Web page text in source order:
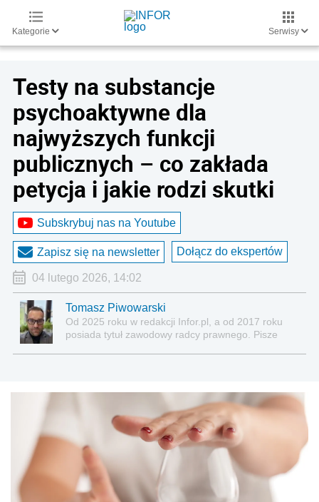
Kategorie Serwisy
Testy na substancje
psychoaktywne dla
najwyższych funkcji
publicznych – co zakłada
petycja i jakie rodzi skutki
Subskrybuj nas na Youtube
Zapisz się na newsletter Dołącz do ekspertów
04 lutego 2026, 14:02
Tomasz Piwowarski
Od 2025 roku w redakcji Infor.pl, a od 2017 roku
posiada tytuł zawodowy radcy prawnego. Pisze